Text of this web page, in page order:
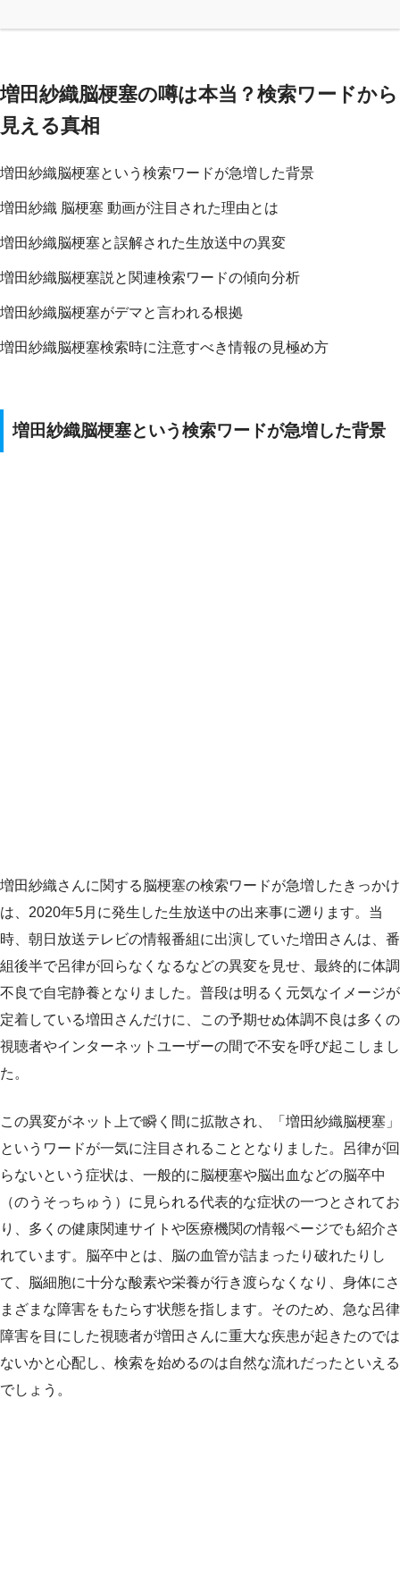
増田紗織脳梗塞の噂は本当？検索ワードから
見える真相
増田紗織脳梗塞という検索ワードが急増した背景
増田紗織 脳梗塞 動画が注目された理由とは
増田紗織脳梗塞と誤解された生放送中の異変
増田紗織脳梗塞説と関連検索ワードの傾向分析
増田紗織脳梗塞がデマと言われる根拠
増田紗織脳梗塞検索時に注意すべき情報の見極め方
増田紗織脳梗塞という検索ワードが急増した背景
増田紗織さんに関する脳梗塞の検索ワードが急増したきっかけ
は、2020年5月に発生した生放送中の出来事に遡ります。当
時、朝日放送テレビの情報番組に出演していた増田さんは、番
組後半で呂律が回らなくなるなどの異変を見せ、最終的に体調
不良で自宅静養となりました。普段は明るく元気なイメージが
定着している増田さんだけに、この予期せぬ体調不良は多くの
視聴者やインターネットユーザーの間で不安を呼び起こしまし
た。
この異変がネット上で瞬く間に拡散され、「増田紗織脳梗塞」
というワードが一気に注目されることとなりました。呂律が回
らないという症状は、一般的に脳梗塞や脳出血などの脳卒中
（のうそっちゅう）に見られる代表的な症状の一つとされてお
り、多くの健康関連サイトや医療機関の情報ページでも紹介さ
れています。脳卒中とは、脳の血管が詰まったり破れたりし
て、脳細胞に十分な酸素や栄養が行き渡らなくなり、身体にさ
まざまな障害をもたらす状態を指します。そのため、急な呂律
障害を目にした視聴者が増田さんに重大な疾患が起きたのでは
ないかと心配し、検索を始めるのは自然な流れだったといえる
でしょう。